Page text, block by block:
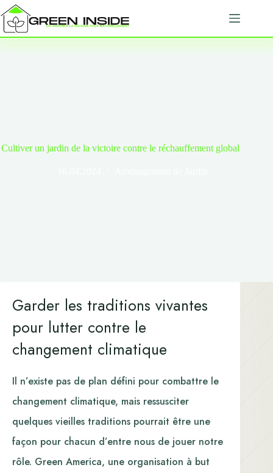
Passer
au
contenu
Cultiver un jardin de la victoire contre le réchauffement global
Garder les traditions vivantes
pour lutter contre le
changement climatique
Il n’existe pas de plan défini pour combattre le
changement climatique, mais ressusciter
quelques vieilles traditions pourrait être une
façon pour chacun d’entre nous de jouer notre
rôle. Green America, une organisation à but